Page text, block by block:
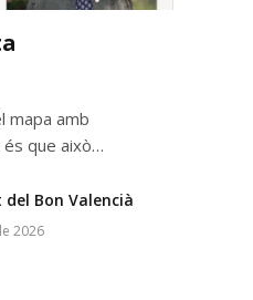
mapa amb
que això…
del Bon Valencià
2026